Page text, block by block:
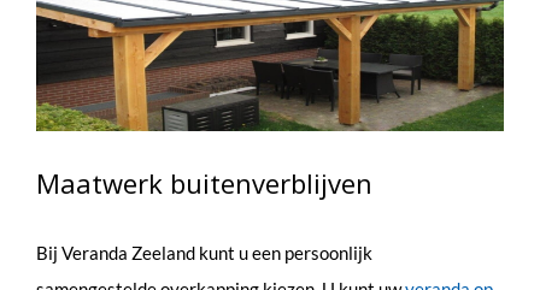
Maatwerk buitenverblijven
Bij Veranda Zeeland kunt u een persoonlijk